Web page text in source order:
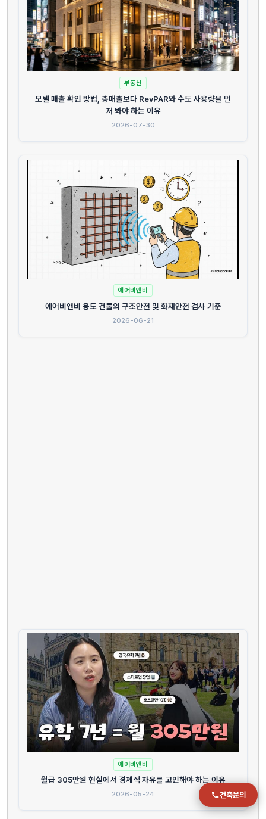
부동산
모텔 매출 확인 방법, 총매출보다 RevPAR와 수도 사용량을 먼
저 봐야 하는 이유
2026-07-30
에어비앤비
에어비앤비 용도 건물의 구조안전 및 화재안전 검사 기준
2026-06-21
에어비앤비
월급 305만원 현실에서 경제적 자유를 고민해야 하는 이유
2026-05-24 건축문의
jmc@chiho.co.kr
주소
부산 강서구 명지국제2로 41
POSCO 샤인오피스 306호
운영시간
월–금 09:00–18:00